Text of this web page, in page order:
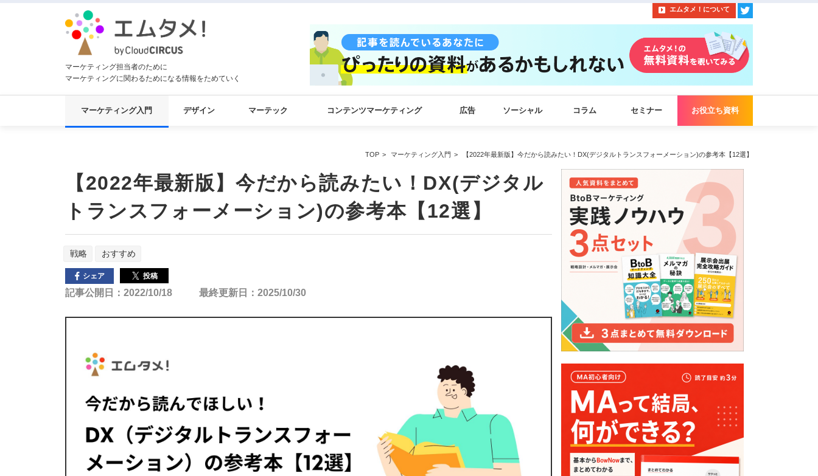
エムタメ！について
マーケティング担当者のために
マーケティングに関わるためになる情報をためていく
マーケティング入門 デザイン マーテック コンテンツマーケティング 広告 ソーシャル コラム セミナー お役立ち資料
TOP マーケティング入門 【2022年最新版】今だから読みたい！DX(デジタルトランスフォーメーション)の参考本【12選】
【2022年最新版】今だから読みたい！DX(デジタル
トランスフォーメーション)の参考本【12選】
戦略 おすすめ
シェア 投稿
記事公開日：2022/10/18 最終更新日：2025/10/30